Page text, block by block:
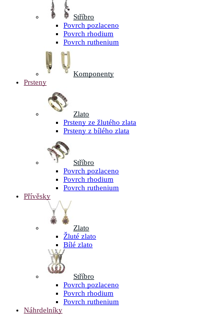
Stříbro
Povrch pozlaceno
Povrch rhodium
Povrch ruthenium
Komponenty
Prsteny
Zlato
Prsteny ze žlutého zlata
Prsteny z bílého zlata
Stříbro
Povrch pozlaceno
Povrch rhodium
Povrch ruthenium
Přívěsky
Zlato
Žluté zlato
Bílé zlato
Stříbro
Povrch pozlaceno
Povrch rhodium
Povrch ruthenium
Náhrdelníky